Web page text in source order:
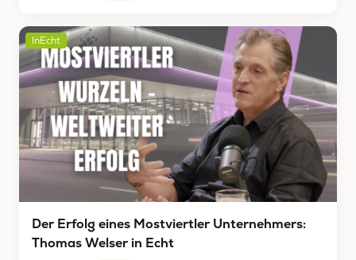
InEcht
Der Erfolg eines Mostviertler Unternehmers:
Thomas Welser in Echt